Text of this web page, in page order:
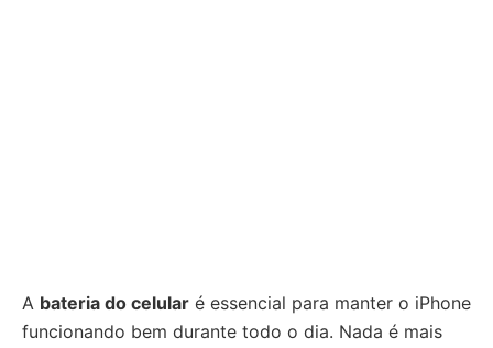
A bateria do celular é essencial para manter o iPhone
funcionando bem durante todo o dia. Nada é mais